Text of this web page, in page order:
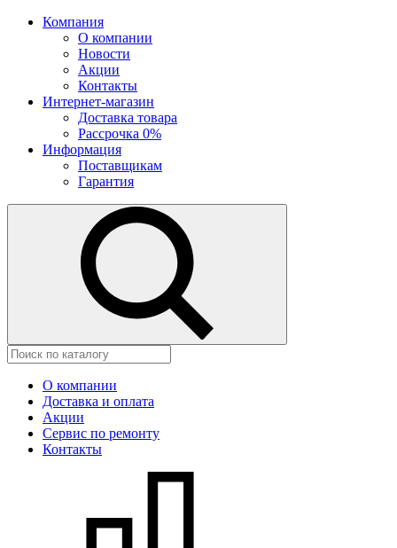
Компания
О компании
Новости
Акции
Контакты
Интернет-магазин
Доставка товара
Рассрочка 0%
Информация
Поставщикам
Гарантия
О компании
Доставка и оплата
Акции
Сервис по ремонту
Контакты